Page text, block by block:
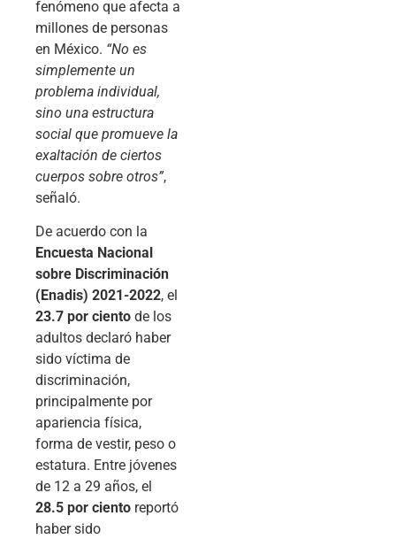
fenómeno que afecta a
millones de personas
en México. “No es
simplemente un
problema individual,
sino una estructura
social que promueve la
exaltación de ciertos
cuerpos sobre otros”,
señaló.
De acuerdo con la
Encuesta Nacional
sobre Discriminación
(Enadis) 2021-2022, el
23.7 por ciento de los
adultos declaró haber
sido víctima de
discriminación,
principalmente por
apariencia física,
forma de vestir, peso o
estatura. Entre jóvenes
de 12 a 29 años, el
28.5 por ciento reportó
haber sido